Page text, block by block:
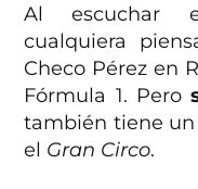
Al escuchar
cualquiera
Checo Pérez en
Fórmula 1. Pero
también tiene
el Gran Circo.